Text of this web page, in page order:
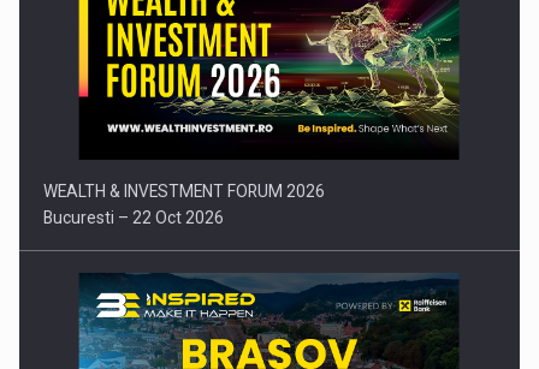
Comunicat de presa: Joburile part-time reincep sa intre pe…
WEALTH & INVESTMENT FORUM 2026
Bucuresti – 22 Oct 2026